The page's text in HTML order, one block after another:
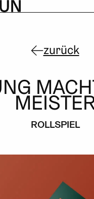
zurück
ROLLSPIEL